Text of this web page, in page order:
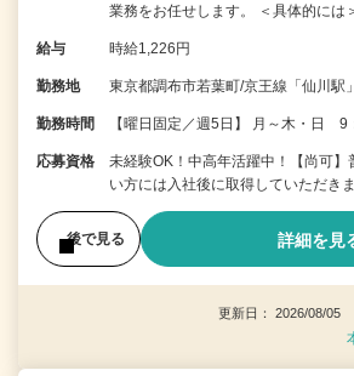
業務をお任せします。 ＜具体的には
給与 時給1,226円
勤務地 東京都調布市若葉町/京王線「仙川駅
勤務時間 【曜日固定／週5日】 月～木・日 9
応募資格
未経験OK！中高年活躍中！【尚可
い方には入社後に取得していただきま
後で見る 詳細を見
更新日： 2026/08/05